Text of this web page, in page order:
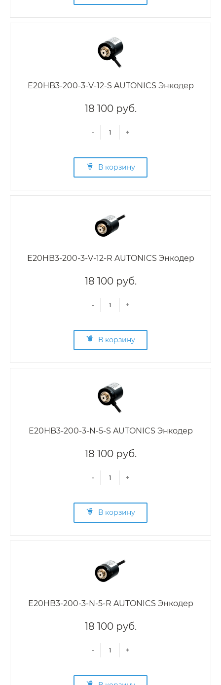
E20HB3-200-3-V-12-S AUTONICS Энкодер
18 100 руб.
- +
В корзину
E20HB3-200-3-V-12-R AUTONICS Энкодер
18 100 руб.
- +
В корзину
E20HB3-200-3-N-5-S AUTONICS Энкодер
18 100 руб.
- +
В корзину
E20HB3-200-3-N-5-R AUTONICS Энкодер
18 100 руб.
- +